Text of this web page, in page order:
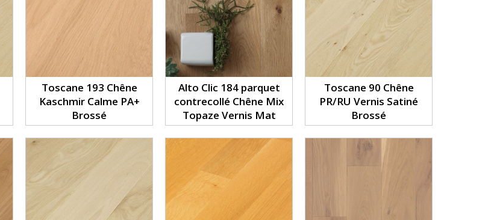
Toscane 193 Chêne
Kaschmir Calme PA+
Brossé
Alto Clic 184 parquet
contrecollé Chêne Mix
Topaze Vernis Mat
Toscane 90 Chêne
PR/RU Vernis Satiné
Brossé